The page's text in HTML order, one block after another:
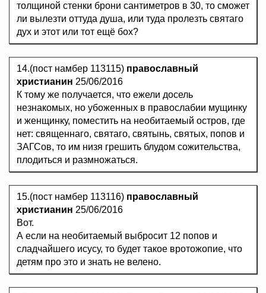
толщиной стенки брони сантиметров в 30, то сможет
ли вылезти оттуда душа, или туда пролезть святаго
дух и этот или тот ещё бох?
14.(пост намбер 113115) православный
христианин 25/06/2016
К тому же получается, что ежели досель
незнакомых, но убоженных в правослабии мущинку
и женщинку, поместить на необитаемый остров, где
нет: священнаго, святаго, святынь, святых, попов и
ЗАГСов, то им низя грешить блудом сожительства,
плодиться и размножаться.
15.(пост намбер 113116) православный
христианин 25/06/2016
Вот.
А если на необитаемый выбросит 12 попов и
сладчайшего исусу, то будет такое вротожопие, что
детям про это и знать не велено.